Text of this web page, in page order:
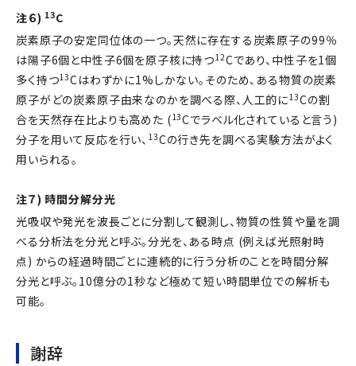
注６) 13C
炭素原子の安定同位体の一つ。天然に存在する炭素原子の99％
は陽子6個と中性子6個を原子核に持つ12Cであり、中性子を1個
多く持つ13Cはわずかに1%しかない。そのため、ある物質の炭素
原子がどの炭素原子由来なのかを調べる際、人工的に13Cの割
合を天然存在比よりも高めた (13Cでラベル化されていると言う)
分子を用いて反応を行い、 13Cの行き先を調べる実験方法がよく
用いられる。
注７) 時間分解分光
光吸収や発光を波長ごとに分割して観測し、物質の性質や量を調
べる分析法を分光と呼ぶ。分光を、ある時点 (例えば光照射時
点) からの経過時間ごとに連続的に行う分析のことを時間分解
分光と呼ぶ。10億分の1秒など極めて短い時間単位での解析も
可能。
謝辞